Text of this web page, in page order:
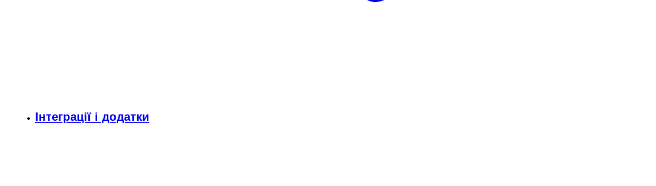
Інтеграції і додатки